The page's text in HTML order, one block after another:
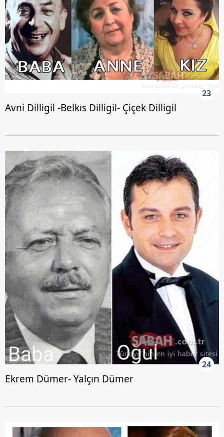
23
Avni Dilligil -Belkıs Dilligil- Çiçek Dilligil
24
Ekrem Dümer- Yalçın Dümer